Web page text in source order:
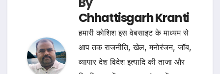
Chhattisgarh Kranti
हमारी कोशिश इस वेबसाइट के माध्यम से
आप तक राजनीति, खेल, मनोरंजन, जॉब,
व्यापार देश विदेश इत्यादि की ताजा और